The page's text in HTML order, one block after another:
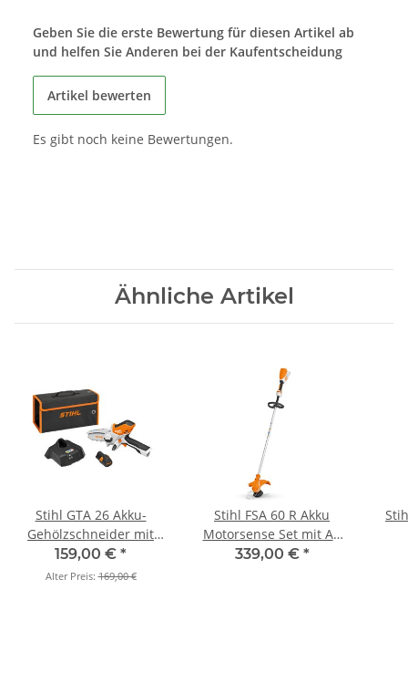
Geben Sie die erste Bewertung für diesen Artikel ab
und helfen Sie Anderen bei der Kaufentscheidung
Artikel bewerten
Es gibt noch keine Bewertungen.
Ähnliche Artikel
Stihl GTA 26 Akku-
Gehölzschneider mit
10cm Schiene (Set)
159,00 € *
Alter Preis:169,00 €
Stihl FSA 60 R Akku
Motorsense Set mit AK
20 und AL 101
339,00 € *